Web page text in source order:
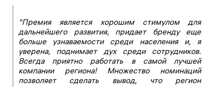
"Премия является хорошим стимулом для
дальнейшего развития, придает бренду еще
больше узнаваемости среди населения и, я
уверена, поднимает дух среди сотрудников.
Всегда приятно работать в самой лучшей
компании региона! Множество номинаций
позволяет сделать вывод, что регион